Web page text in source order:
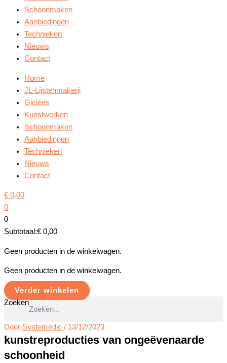
Schoonmaken
Aanbiedingen
Technieken
Nieuws
Contact
Home
JL-Lijstenmakerij
Giclées
Kunstwerken
Schoonmaken
Aanbiedingen
Technieken
Nieuws
Contact
€ 0,00
0
0
Subtotaal:€ 0,00
Geen producten in de winkelwagen.
Geen producten in de winkelwagen.
Verder winkelen
Zoeken
Door Systemedic / 13/12/2023
kunstreproducties van ongeëvenaarde
schoonheid